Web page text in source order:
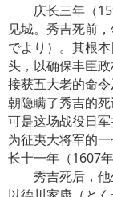
庆长三年（
见城。秀吉死前
でより）。其根
头，以确保丰臣
接获五大老的命
朝隐瞒了秀吉的
可是这场战役日
为征夷大将军的
长十一年（1607
秀吉死后，他